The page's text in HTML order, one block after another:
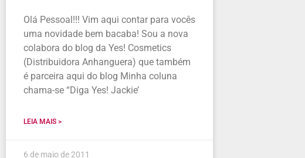
Olá Pessoal!!! Vim aqui contar para vocês
uma novidade bem bacaba! Sou a nova
colabora do blog da Yes! Cosmetics
(Distribuidora Anhanguera) que também
é parceira aqui do blog Minha coluna
chama-se “Diga Yes! Jackie’
LEIA MAIS >
6 de maio de 2011